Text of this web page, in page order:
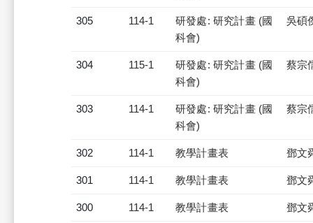
305 114-1
研發處: 研究計畫 (國
科會)
吳碩
304 115-1
研發處: 研究計畫 (國
科會)
蔡宗
303 114-1
研發處: 研究計畫 (國
科會)
蔡宗
302 114-1 教學計畫表 鄧文
301 114-1 教學計畫表 鄧文
300 114-1 教學計畫表 鄧文